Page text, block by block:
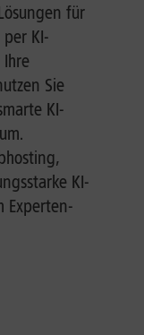
für
KI-
Sie
KI-
KI-
Experten-